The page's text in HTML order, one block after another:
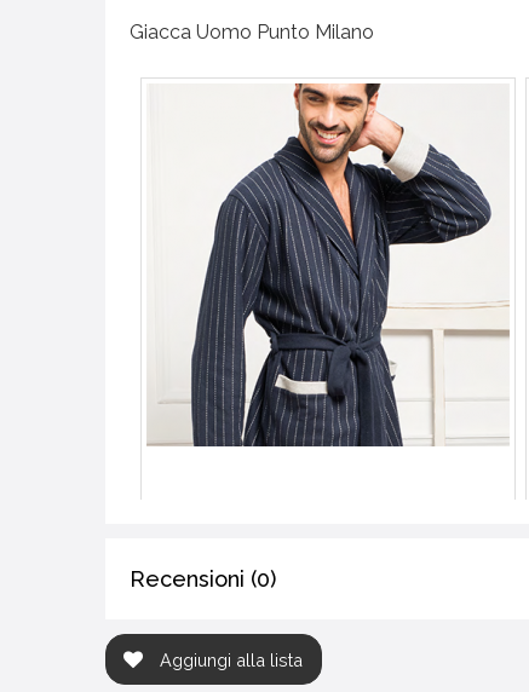
Giacca Uomo Punto Milano
Recensioni (0)
Aggiungi alla lista